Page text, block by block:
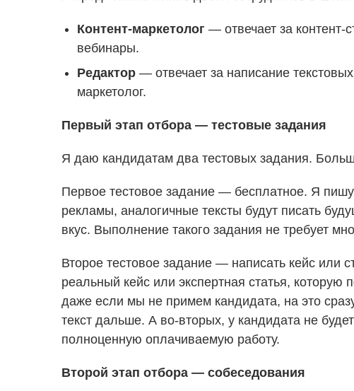
Контент-маркетолог — отвечает за контент-
вебинары.
Редактор — отвечает за написание
маркетолог.
Первый этап отбора — тестовые задания
Я даю кандидатам два тестовых задания.
Первое тестовое задание — бесплатное. Я
рекламы, аналогичные тексты будут писать
вкус. Выполнение такого задания не требует
Второе тестовое задание — написать кейс или
реальный кейс или экспертная статья,
даже если мы не примем кандидата, на это
текст дальше. А во-вторых, у кандидата не
полноценную оплачиваемую работу.
Второй этап отбора — собеседования